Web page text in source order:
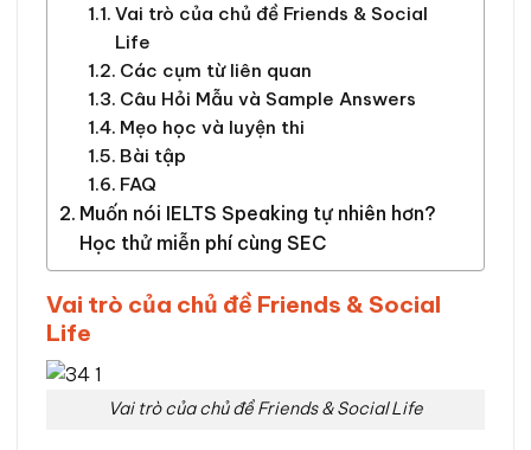
Vai trò của chủ đề Friends & Social
Life
Các cụm từ liên quan
Câu Hỏi Mẫu và Sample Answers
Mẹo học và luyện thi
Bài tập
FAQ
Muốn nói IELTS Speaking tự nhiên hơn?
Học thử miễn phí cùng SEC
Vai trò của chủ đề Friends & Social
Life
Vai trò của chủ đề Friends & Social Life